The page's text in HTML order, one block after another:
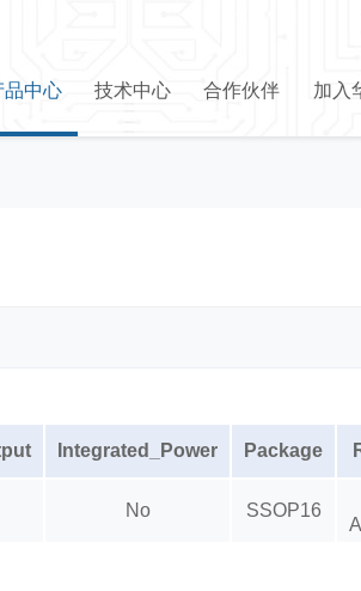
品中心 技术中心 合作伙伴 加入
Integrated_Power Package
No SSOP16